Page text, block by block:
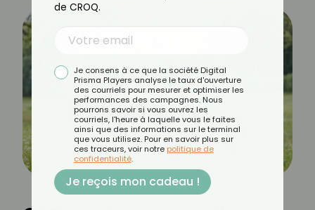
de CROQ.
Je consens à ce que la société Digital
Prisma Players analyse le taux d'ouverture
des courriels pour mesurer et optimiser les
performances des campagnes. Nous
pourrons savoir si vous ouvrez les
courriels, l'heure à laquelle vous le faites
ainsi que des informations sur le terminal
que vous utilisez. Pour en savoir plus sur
ces traceurs, voir notre politique de
confidentialité.
Je reçois mon cadeau !